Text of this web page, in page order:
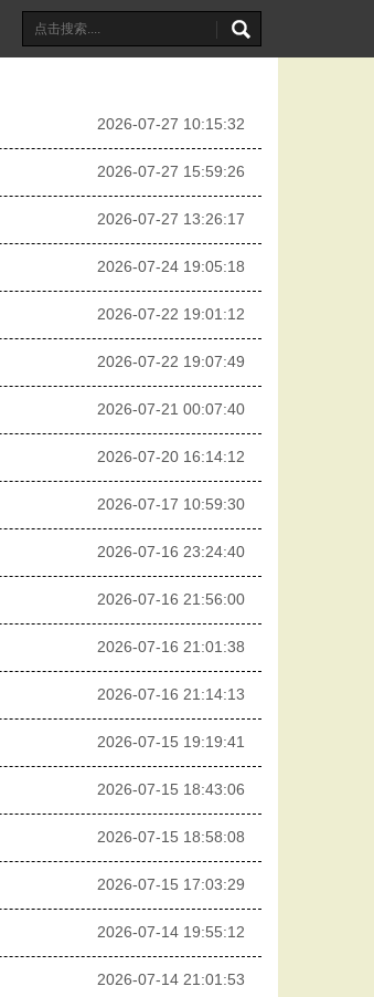
2026-07-27 10:15:32
2026-07-27 15:59:26
2026-07-27 13:26:17
2026-07-24 19:05:18
2026-07-22 19:01:12
2026-07-22 19:07:49
2026-07-21 00:07:40
2026-07-20 16:14:12
2026-07-17 10:59:30
2026-07-16 23:24:40
2026-07-16 21:56:00
2026-07-16 21:01:38
2026-07-16 21:14:13
2026-07-15 19:19:41
2026-07-15 18:43:06
2026-07-15 18:58:08
2026-07-15 17:03:29
2026-07-14 19:55:12
2026-07-14 21:01:53